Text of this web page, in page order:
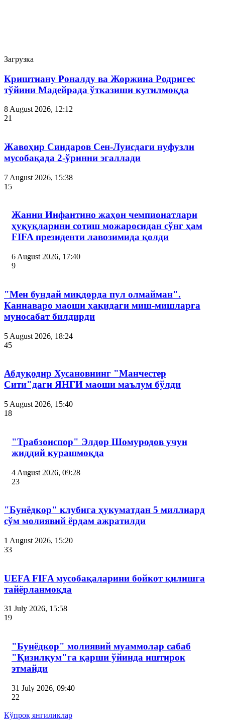
Загрузка
Криштиану Роналду ва Жоржина Родригес
тўйини Мадейрада ўтказиши кутилмоқда
8 August 2026, 12:12
21
Жавоҳир Синдаров Сен-Луисдаги нуфузли
мусобақада 2-ўринни эгаллади
7 August 2026, 15:38
15
Жанни Инфантино жаҳон чемпионатлари
ҳуқуқларини сотиш можаросидан сўнг ҳам
FIFA президенти лавозимида қолди
6 August 2026, 17:40
9
"Мен бундай миқдорда пул олмайман".
Каннаваро маоши ҳақидаги миш-мишларга
муносабат билдирди
5 August 2026, 18:24
45
Абдуқодир Хусановнинг "Манчестер
Сити"даги ЯНГИ маоши маълум бўлди
5 August 2026, 15:40
18
"Трабзонспор" Элдор Шомуродов учун
жиддий курашмоқда
4 August 2026, 09:28
23
"Бунёдкор" клубига ҳукуматдан 5 миллиард
сўм молиявий ёрдам ажратилди
1 August 2026, 15:20
33
UEFA FIFA мусобақаларини бойкот қилишга
тайёрланмоқда
31 July 2026, 15:58
19
"Бунёдкор" молиявий муаммолар сабаб
"Қизилқум"га қарши ўйинда иштирок
этмайди
31 July 2026, 09:40
22
Кўпроқ янгиликлар